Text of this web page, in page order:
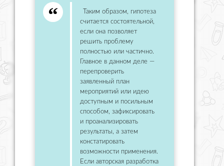
Таким образом, гипотеза
считается состоятельной,
если она позволяет
решить проблему
полностью или частично.
Главное в данном деле —
перепроверить
заявленный план
мероприятий или идею
доступным и посильным
способом, зафиксировать
и проанализировать
результаты, а затем
констатировать
возможности применения.
Если авторская разработка